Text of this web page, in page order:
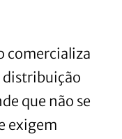
comercializa
distribuição
que não se
exigem